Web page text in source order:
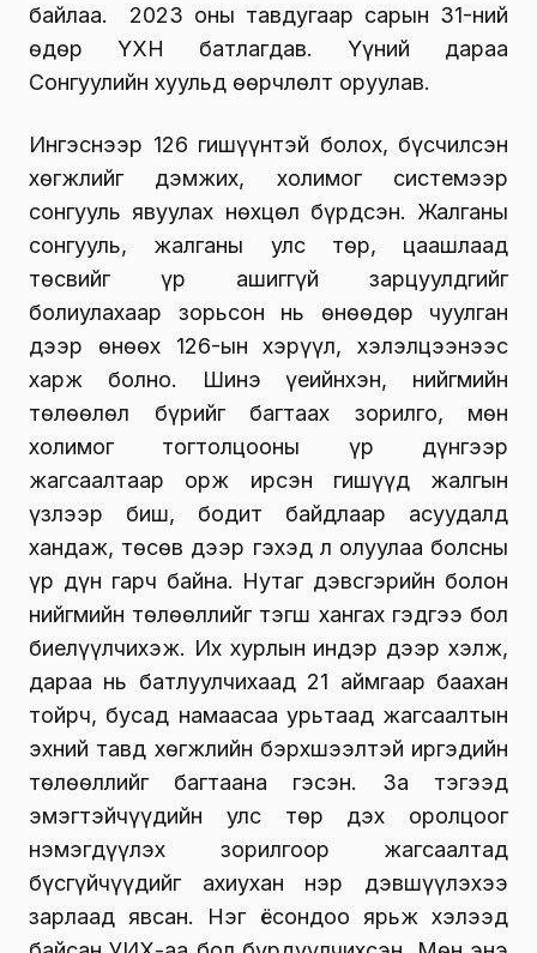
байлаа. 2023 оны тавдугаар сарын 31-ний
өдөр ҮХНӨ батлагдав. Үүний дараа
Сонгуулийн хуульд өөрчлөлт оруулав.
Ингэснээр 126 гишүүнтэй болох, бүсчилсэн
хөгжлийг дэмжих, холимог системээр
сонгууль явуулах нөхцөл бүрдсэн. Жалганы
сонгууль, жалганы улс төр, цаашлаад
төсвийг үр ашиггүй зарцуулдгийг
болиулахаар зорьсон нь өнөөдөр чуулган
дээр өнөөх 126-ын хэрүүл, хэлэлцээнээс
харж болно. Шинэ үеийнхэн, нийгмийн
төлөөлөл бүрийг багтаах зорилго, мөн
холимог тогтолцооны үр дүнгээр
жагсаалтаар орж ирсэн гишүүд жалгын
үзлээр биш, бодит байдлаар асуудалд
хандаж, төсөв дээр гэхэд л олуулаа болсны
үр дүн гарч байна. Нутаг дэвсгэрийн болон
нийгмийн төлөөллийг тэгш хангах гэдгээ бол
биелүүлчихэж. Их хурлын индэр дээр хэлж,
дараа нь батлуулчихаад 21 аймгаар баахан
тойрч, бусад намаасаа урьтаад жагсаалтын
эхний тавд хөгжлийн бэрхшээлтэй иргэдийн
төлөөллийг багтаана гэсэн. За тэгээд
эмэгтэйчүүдийн улс төр дэх оролцоог
нэмэгдүүлэх зорилгоор жагсаалтад
бүсгүйчүүдийг ахиухан нэр дэвшүүлэхээ
зарлаад явсан. Нэг ёсондоо ярьж хэлээд